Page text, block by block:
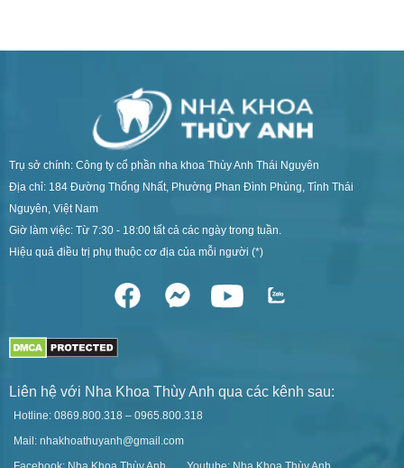
Trụ sở chính: Công ty cổ phần nha khoa Thùy Anh Thái Nguyên
Địa chỉ: 184 Đường Thống Nhất, Phường Phan Đình Phùng, Tỉnh Thái
Nguyên, Việt Nam
Giờ làm việc: Từ 7:30 - 18:00 tất cả các ngày trong tuần.
Hiệu quả điều trị phụ thuộc cơ địa của mỗi người (*)
Liên hệ với Nha Khoa Thùy Anh qua các kênh sau:
Hotline: 0869.800.318 – 0965.800.318
Mail: nhakhoathuyanh@gmail.com